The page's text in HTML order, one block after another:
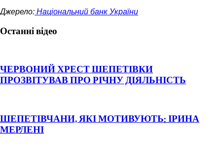
Джерело: Національний банк України
Останні відео
ЧЕРВОНИЙ ХРЕСТ ШЕПЕТІВКИ
ПРОЗВІТУВАВ ПРО РІЧНУ ДІЯЛЬНІСТЬ
ШЕПЕТІВЧАНИ, ЯКІ МОТИВУЮТЬ: ІРИНА
МЕРЛЕНІ